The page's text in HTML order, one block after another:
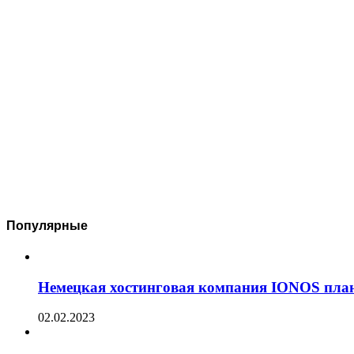
Популярные
Немецкая хостинговая компания IONOS
02.02.2023